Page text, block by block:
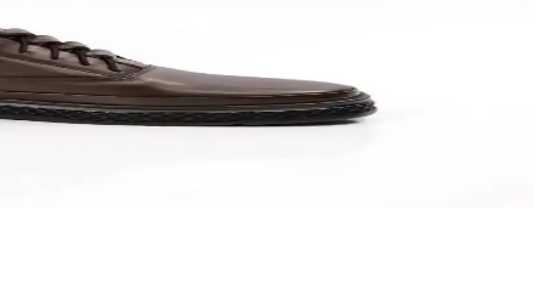
destek sunar.
uygun ayakkabılar burada.